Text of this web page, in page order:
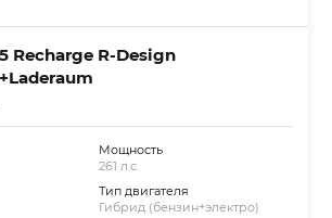
Recharge R-Design
Мощность
261 л.с.
Тип двигателя
Гибрид (бензин+электро)